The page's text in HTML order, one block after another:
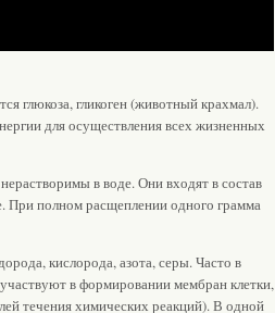
глюкоза, гликоген (животный крахмал).
для осуществления всех жизненных
в воде. Они входят в состав
При полном расщеплении одного грамма
кислорода, азота, серы. Часто в
в формировании мембран клетки,
течения химических реакций). В одной